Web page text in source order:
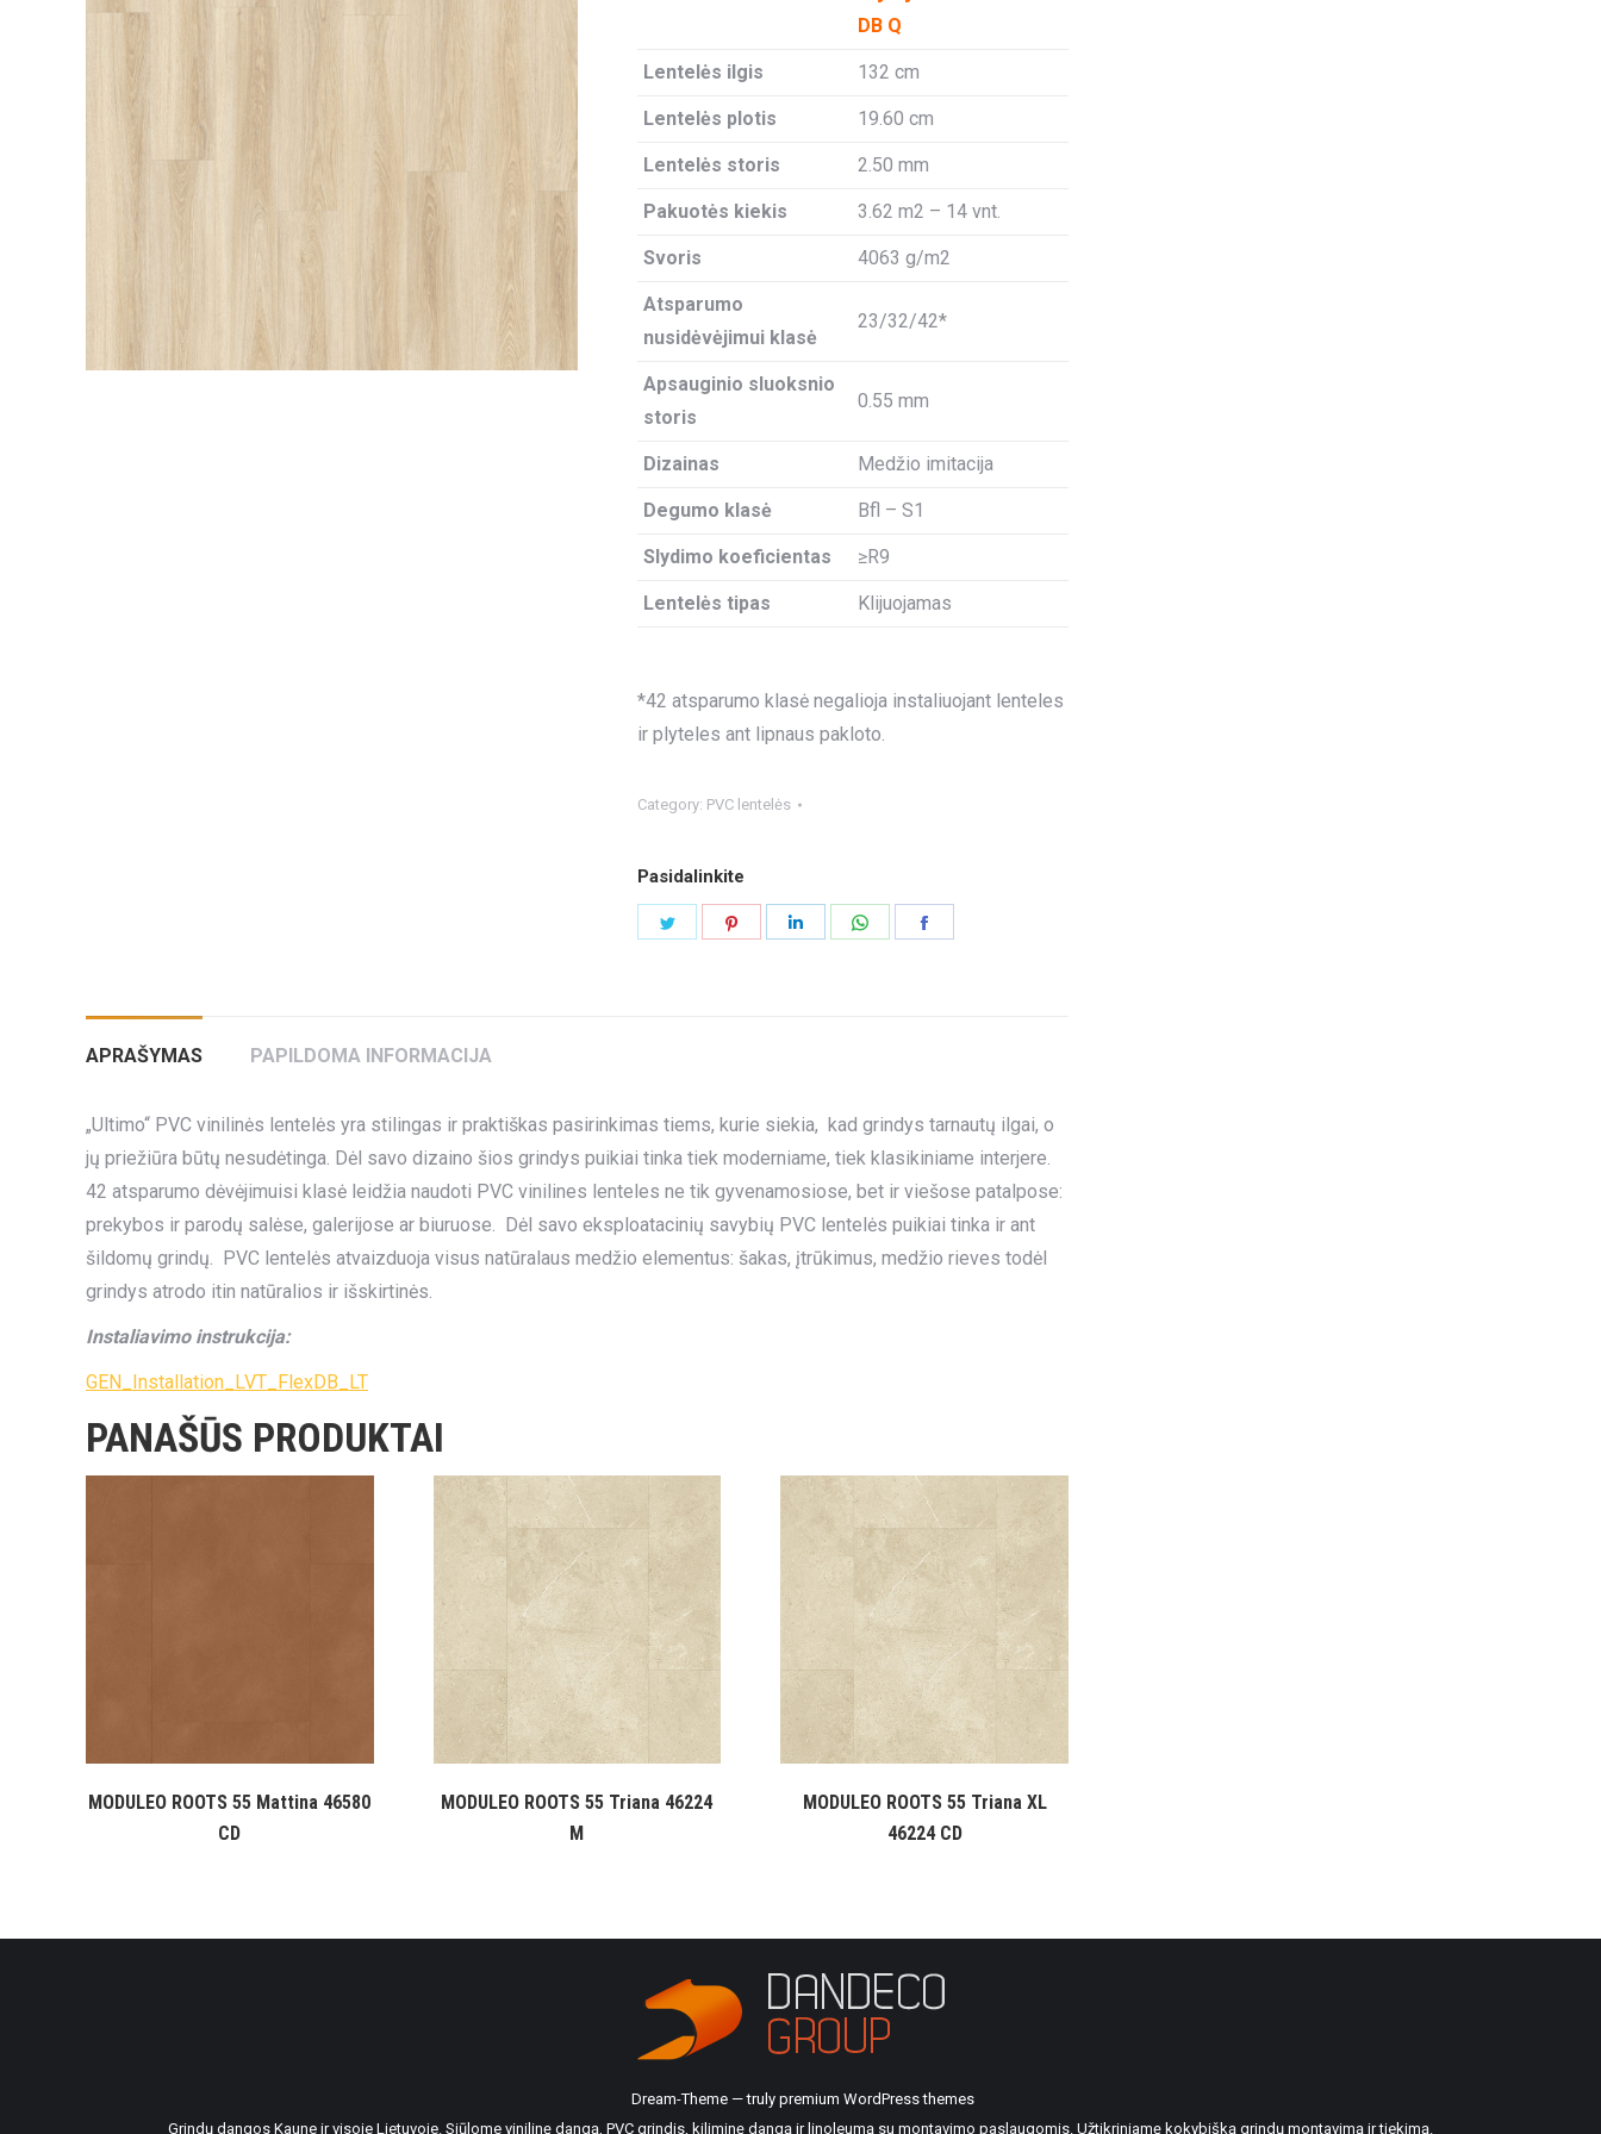
DB Q
Lentelės ilgis 132 cm
Lentelės plotis 19.60 cm
Lentelės storis 2.50 mm
Pakuotės kiekis 3.62 m2 – 14 vnt.
Svoris 4063 g/m2
Atsparumo
nusidėvėjimui klasė
23/32/42*
Apsauginio sluoksnio
storis
0.55 mm
Dizainas Medžio imitacija
Degumo klasė Bfl – S1
Slydimo koeficientas ≥R9
Lentelės tipas Klijuojamas
*42 atsparumo klasė negalioja instaliuojant lenteles
ir plyteles ant lipnaus pakloto.
Category: PVC lentelės
Pasidalinkite
Share
Share
APRAŠYMAS PAPILDOMA INFORMACIJA
„Ultimo“ PVC vinilinės lentelės yra stilingas ir praktiškas pasirinkimas tiems, kurie siekia, kad grindys tarnautų ilgai, o
jų priežiūra būtų nesudėtinga. Dėl savo dizaino šios grindys puikiai tinka tiek moderniame, tiek klasikiniame interjere.
42 atsparumo dėvėjimuisi klasė leidžia naudoti PVC vinilines lenteles ne tik gyvenamosiose, bet ir viešose patalpose:
prekybos ir parodų salėse, galerijose ar biuruose. Dėl savo eksploatacinių savybių PVC lentelės puikiai tinka ir ant
šildomų grindų. PVC lentelės atvaizduoja visus natūralaus medžio elementus: šakas, įtrūkimus, medžio rieves todėl
grindys atrodo itin natūralios ir išskirtinės.
Instaliavimo instrukcija:
GEN_Installation_LVT_FlexDB_LT
PANAŠŪS PRODUKTAI
MODULEO ROOTS 55 Mattina 46580
CD
MODULEO ROOTS 55 Triana 46224
M
MODULEO ROOTS 55 Triana XL
46224 CD
Dream-Theme — truly premium WordPress themes
Grindų dangos Kaune ir visoje Lietuvoje. Siūlome vinilinę dangą, PVC grindis, kiliminę dangą ir linoleumą su montavimo paslaugomis. Užtikriniamę kokybišką grindų montavimą ir tiekimą.